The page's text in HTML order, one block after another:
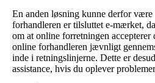
En anden løsning kunne derfor være
forhandleren er tilsluttet e-mærket,
om at online forretningen accepterer
online forhandleren jævnligt
inde i retningslinjerne. Dette er
assistance, hvis du oplever